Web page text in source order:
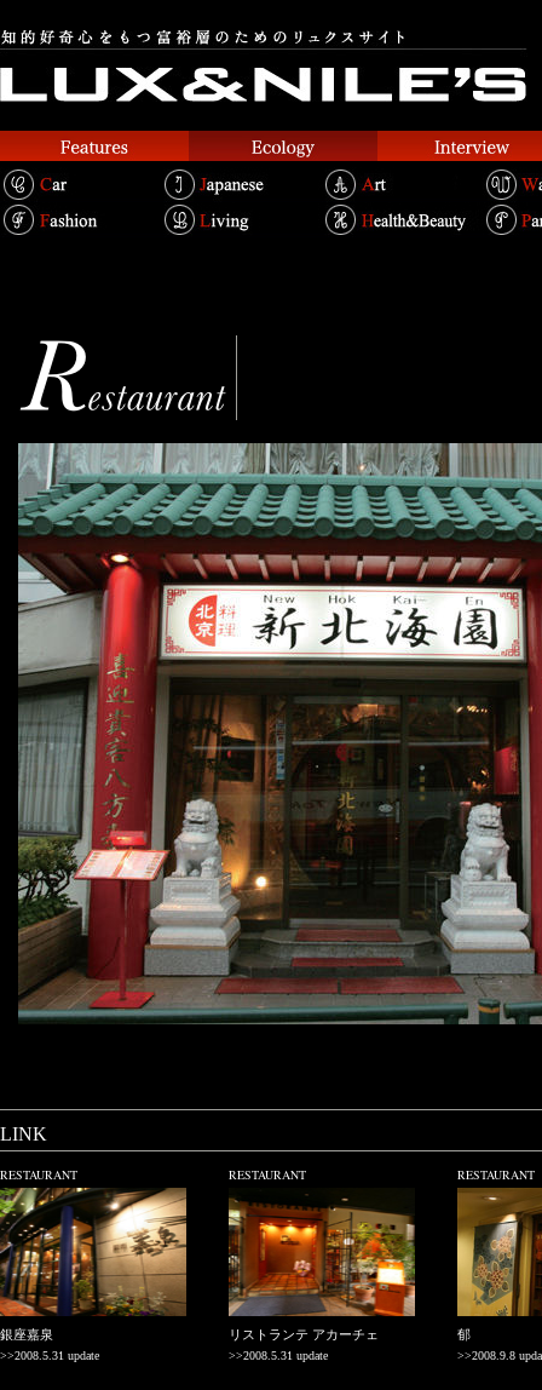
LINK
RESTAURANT
銀座嘉泉
>>2008.5.31 update
RESTAURANT
リストランテ アカーチェ
>>2008.5.31 update
RESTAURANT
郁
>>2008.9.8